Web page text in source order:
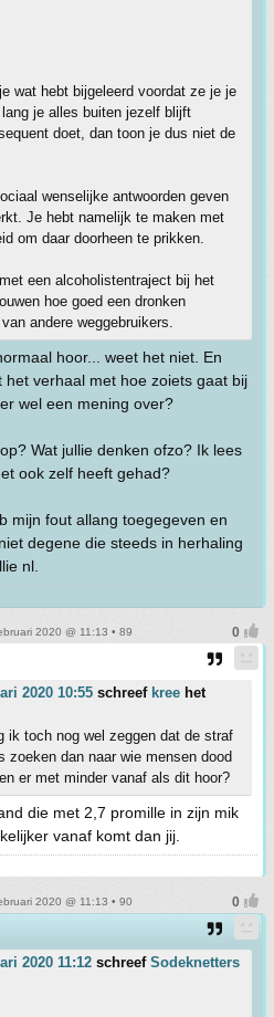
wat hebt bijgeleerd voordat ze je je
je alles buiten jezelf blijft
doet, dan toon je dus niet de
wenselijke antwoorden geven
Je hebt namelijk te maken met
om daar doorheen te prikken.
een alcoholistentraject bij het
hoe goed een dronken
andere weggebruikers.
hoor... weet het niet. En
verhaal met hoe zoiets gaat bij
wel een mening over?
Wat jullie denken ofzo? Ik lees
ook zelf heeft gehad?
mijn fout allang toegegeven en
degene die steeds in herhaling
nl.
2020 @ 11:13 • 89
2020 10:55 schreef kree het
ik toch nog wel zeggen dat de straf
zoeken dan naar wie mensen dood
er met minder vanaf als dit hoor?
die met 2,7 promille in zijn mik
vanaf komt dan jij.
2020 @ 11:13 • 90
2020 11:12 schreef Sodeknetters